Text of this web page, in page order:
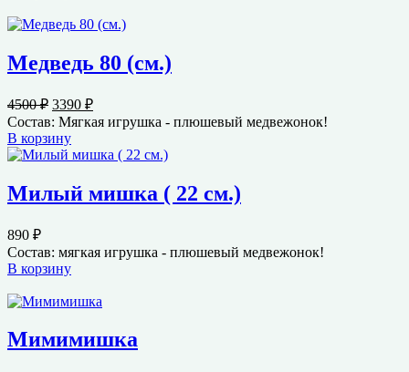
Медведь 80 (см.)
4500₽ Первоначальная
цена
составляла
4500 ₽.
3390 ₽Текущая
цена:
Состав: Мягкая игрушка - плюшевый медвежонок!
В корзину
Милый мишка ( 22 см.)
890 ₽
Состав: мягкая игрушка - плюшевый медвежонок!
В корзину
Мимимишка